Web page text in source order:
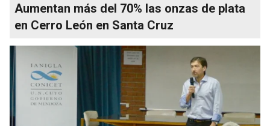
Aumentan más del 70% las onzas de plata
en Cerro León en Santa Cruz